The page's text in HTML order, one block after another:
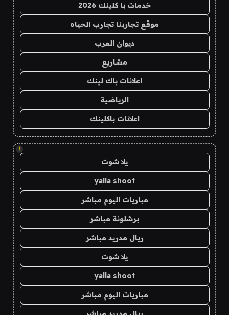
خدمات با كلينك 2026
موقع تجاربنا تجارب الحياه
ديوان العرب
مشاريع
اعلانات باك لينك
الرياضية
اعلانات باكلينك
!
يلا شوت
yalla shoot
مباريات اليوم مباشر
برشلونة مباشر
ريال مدريد مباشر
يلا شوت
yalla shoot
مباريات اليوم مباشر